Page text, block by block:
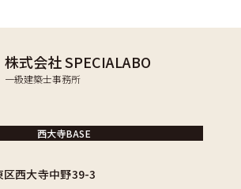
株式会社 SPECIALABO
一級建築士事務所
西大寺BASE
区西大寺中野39-3